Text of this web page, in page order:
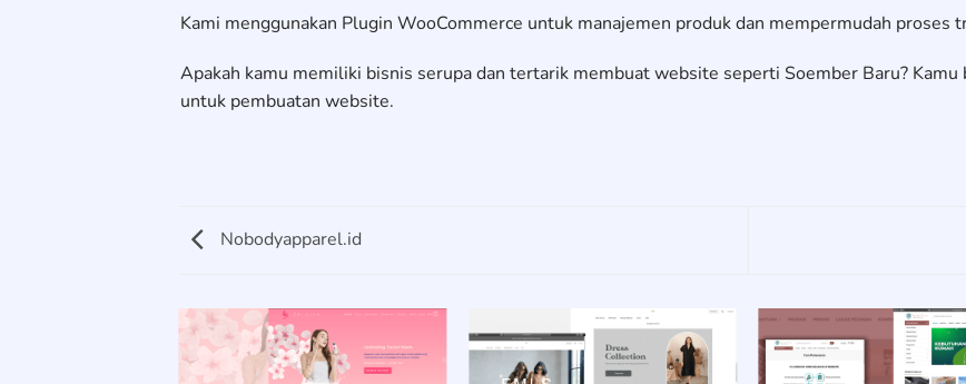
Kami menggunakan Plugin WooCommerce untuk manajemen produk dan mempermudah proses
Apakah kamu memiliki bisnis serupa dan tertarik membuat website seperti Soember Baru?
untuk pembuatan website.
Nobodyapparel.id